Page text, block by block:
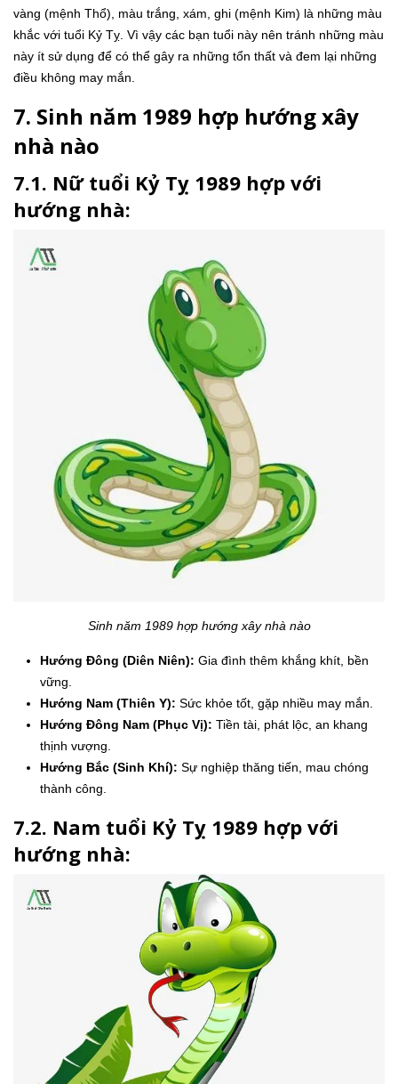
vàng (mệnh Thổ), màu trắng, xám, ghi (mệnh Kim) là những màu
khắc với tuổi Kỷ Tỵ. Vì vậy các bạn tuổi này nên tránh những màu
này ít sử dụng để có thể gây ra những tổn thất và đem lại những
điều không may mắn.
7. Sinh năm 1989 hợp hướng xây
nhà nào
7.1. Nữ tuổi Kỷ Tỵ 1989 hợp với
hướng nhà:
Sinh năm 1989 hợp hướng xây nhà nào
Hướng Đông (Diên Niên): Gia đình thêm khắng khít, bền
vững.
Hướng Nam (Thiên Y): Sức khỏe tốt, gặp nhiều may mắn.
Hướng Đông Nam (Phục Vị): Tiền tài, phát lộc, an khang
thịnh vượng.
Hướng Bắc (Sinh Khí): Sự nghiệp thăng tiến, mau chóng
thành công.
7.2. Nam tuổi Kỷ Tỵ 1989 hợp với
hướng nhà: